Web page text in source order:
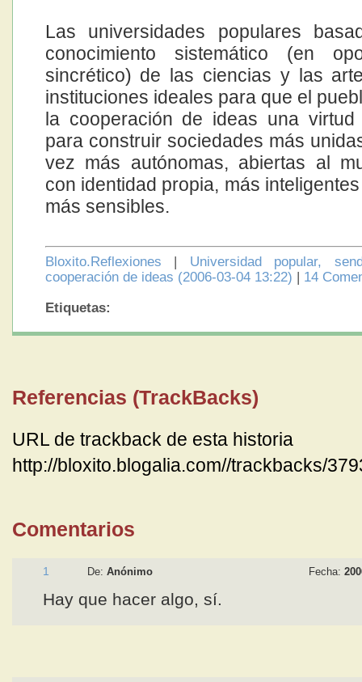
Las universidades populares
conocimiento sistemático (en
sincrético) de las ciencias y las
instituciones ideales para que el
la cooperación de ideas una
para construir sociedades más
vez más autónomas, abiertas al
con identidad propia, más
más sensibles.
Bloxito.Reflexiones | Universidad popular,
cooperación de ideas (2006-03-04 13:22) | 14
Etiquetas:
Referencias (TrackBacks)
URL de trackback de esta historia
http://bloxito.blogalia.com//trackbacks/
Comentarios
1 De: Anónimo Fecha:
Hay que hacer algo, sí.